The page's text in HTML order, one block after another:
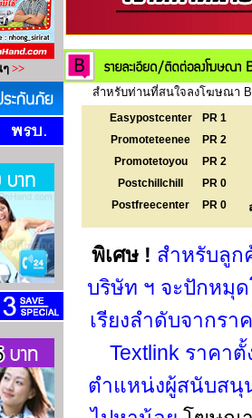
สำหรับท่านที่สนใจลงโฆษณา
Easypostcenter
PR 1
Promoteteenee
PR 2
Promotetoyou
PR 2
Postchillchill
PR 0
Postfreecenter
PR 0
พิเศษ ! สำหรับลูก
บริษัท ฯ จะปักหมุ
เรียงลำดับจากร
Textlink ราคา
ตำแหน่งผู้สนับสนุ